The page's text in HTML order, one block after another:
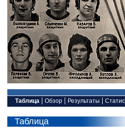
Таблица
Таблица
Обзор Результаты